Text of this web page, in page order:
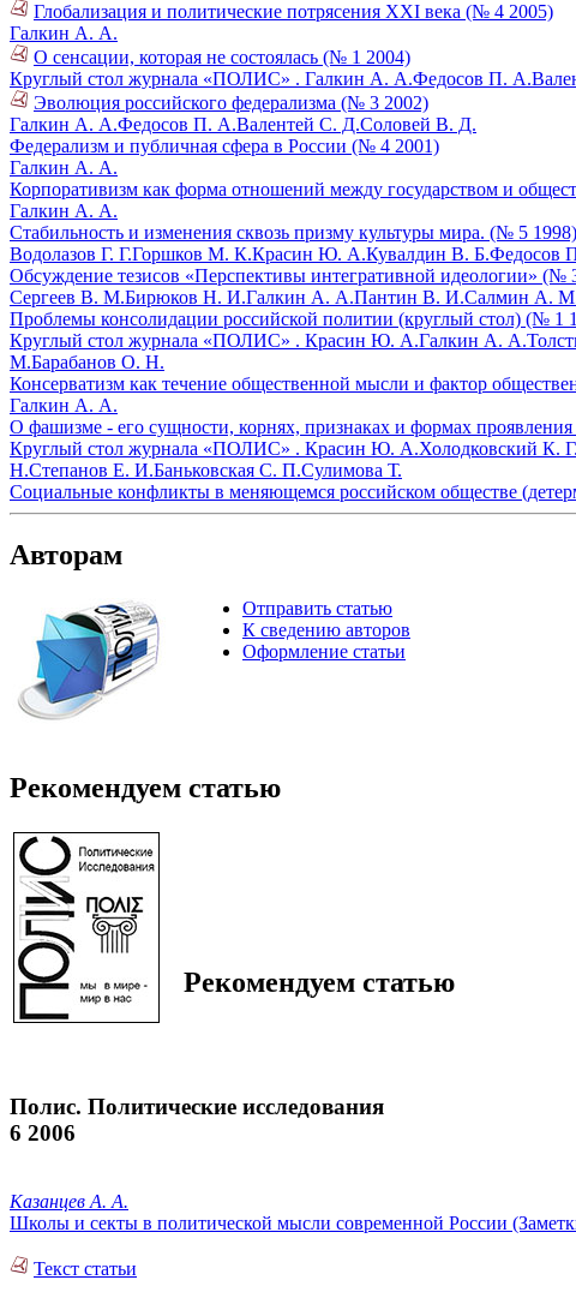
Глобализация и политические потрясения XXI века (№ 4 2005)
Галкин А. А.
О сенсации, которая не состоялась (№ 1 2004)
Круглый стол журнала «ПОЛИС» . Галкин А. А.Федосов П. А.
Эволюция российского федерализма (№ 3 2002)
Галкин А. А.Федосов П. А.Валентей С. Д.Соловей В. Д.
Федерализм и публичная сфера в России (№ 4 2001)
Галкин А. А.
Корпоративизм как форма отношений между государством и
Галкин А. А.
Стабильность и изменения сквозь призму культуры мира. (№ 5 1998)
Водолазов Г. Г.Горшков М. К.Красин Ю. А.Кувалдин В. Б.Федосов
Обсуждение тезисов «Перспективы интегративной идеологии» (№
Сергеев В. М.Бирюков Н. И.Галкин А. А.Пантин В. И.Салмин А.
Проблемы консолидации российской политии (круглый стол) (№ 1
Круглый стол журнала «ПОЛИС» . Красин Ю. А.Галкин А. А.
М.Барабанов О. Н.
Консерватизм как течение общественной мысли и фактор
Галкин А. А.
О фашизме - его сущности, корнях, признаках и формах
Круглый стол журнала «ПОЛИС» . Красин Ю. А.Холодковский К. Г.
Н.Степанов Е. И.Баньковская С. П.Сулимова Т.
Социальные конфликты в меняющемся российском обществе
Авторам
Отправить статью
К сведению авторов
Оформление статьи
Рекомендуем статью
Рекомендуем статью
Полис. Политические исследования
6 2006
Казанцев А. А.
Школы и секты в политической мысли современной России
Текст статьи